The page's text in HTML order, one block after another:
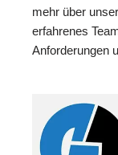
mehr über
erfahrenes
Anforderungen